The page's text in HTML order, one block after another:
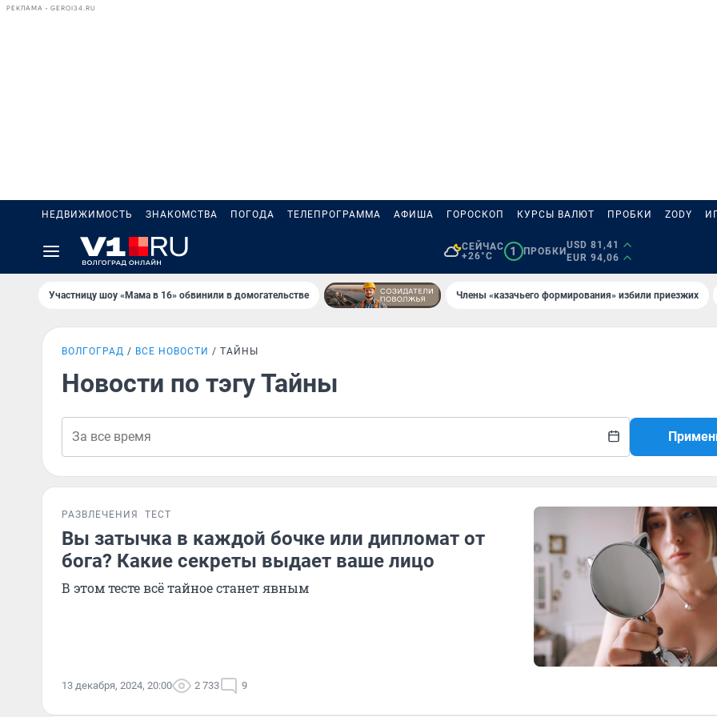
РЕКЛАМА • GEROI34.RU
НЕДВИЖИМОСТЬ ЗНАКОМСТВА ПОГОДА ТЕЛЕПРОГРАММА АФИША ГОРОСКОП КУРСЫ ВАЛЮТ ПРОБКИ ZODY
СЕЙЧАС
+26°C
1 ПРОБКИ
USD 81,41
EUR 94,06
Участницу шоу «Мама в 16» обвинили в домогательстве Члены «казачьего формирования» избили приезжих
ВОЛГОГРАД ВСЕ НОВОСТИ ТАЙНЫ
Новости по тэгу Тайны
РАЗВЛЕЧЕНИЯ ТЕСТ
Вы затычка в каждой бочке или дипломат от
бога? Какие секреты выдает ваше лицо
В этом тесте всё тайное станет явным
13 декабря, 2024, 20:00 2 733 9